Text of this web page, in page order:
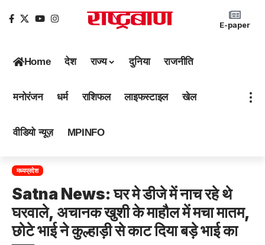
E-paper
Home देश राज्य दुनिया राजनीति
मनोरंजन धर्म राशिफल लाइफस्टाइल खेल
वीडियो न्यूज़ MPINFO
मध्यप्रदेश
Satna News: घर मे डीजे में नाच रहे थे
घरवाले, अचानक खुशी के माहौल में मचा मातम,
छोटे भाई ने कुल्हाड़ी से काट दिया बड़े भाई का